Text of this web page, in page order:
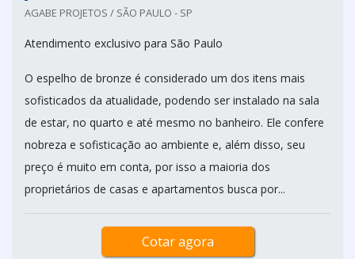
AGABE PROJETOS / SÃO PAULO - SP
Atendimento exclusivo para São Paulo
O espelho de bronze é considerado um dos itens mais
sofisticados da atualidade, podendo ser instalado na sala
de estar, no quarto e até mesmo no banheiro. Ele confere
nobreza e sofisticação ao ambiente e, além disso, seu
preço é muito em conta, por isso a maioria dos
proprietários de casas e apartamentos busca por...
Cotar agora